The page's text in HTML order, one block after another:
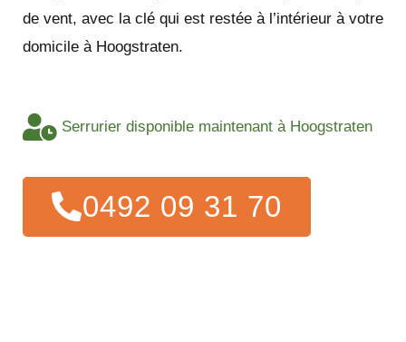
de vent, avec la clé qui est restée à l’intérieur à votre
domicile à Hoogstraten.
Serrurier disponible maintenant à Hoogstraten
0492 09 31 70